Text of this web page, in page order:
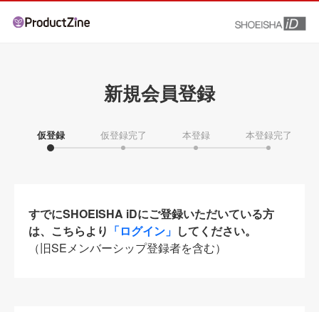
新規会員登録
仮登録 仮登録完了 本登録 本登録完了
すでにSHOEISHA iDにご登録いただいている方
は、こちらより 「ログイン」 してください。
（旧SEメンバーシップ登録者を含む）